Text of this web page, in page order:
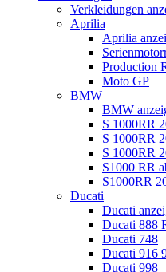
Verkleidungen
Aprilia
Aprilia
Production
Moto GP
BMW
BMW
S 1000RR
S 1000RR
S 1000RR
S1000 RR
S1000RR
Ducati
Ducati
Ducati 888
Ducati 748
Ducati 916
Ducati 998